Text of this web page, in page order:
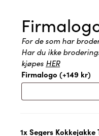
For de som har
Har du ikke
kjøpes HER
Firmalogo (+149 kr)
1x Segers